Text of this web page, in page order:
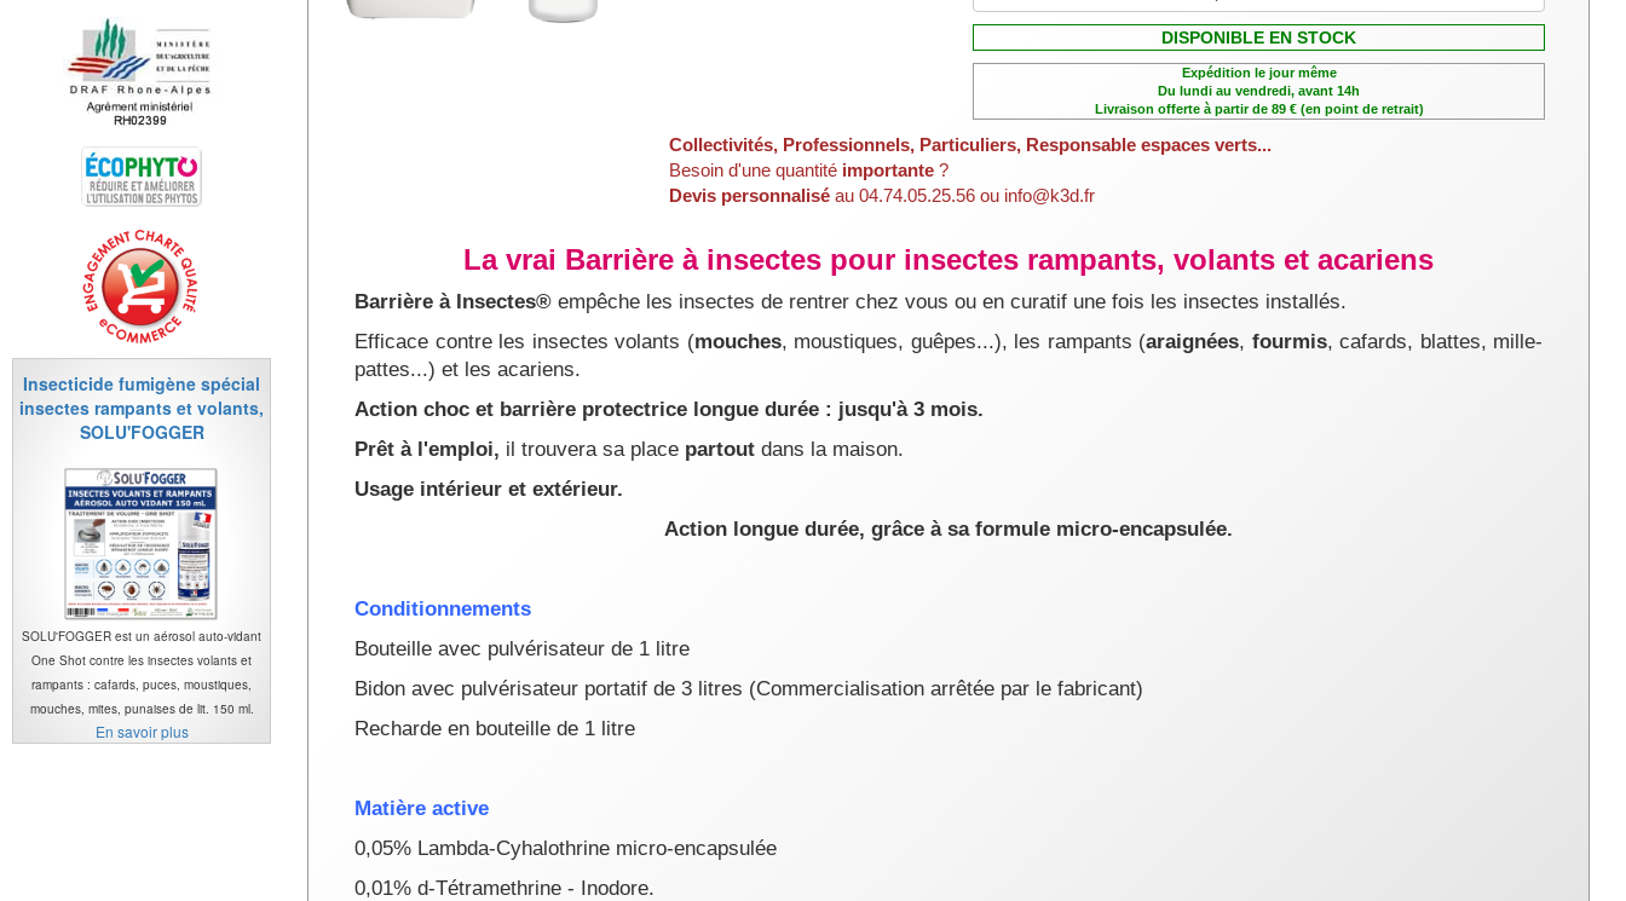
Insecticide fumigène spécial
insectes rampants et volants,
SOLU'FOGGER
SOLU'FOGGER est un aérosol auto-vidant
One Shot contre les insectes volants et
rampants : cafards, puces, moustiques,
mouches, mites, punaises de lit. 150 ml.
En savoir plus
DISPONIBLE EN STOCK
Expédition le jour même
Du lundi au vendredi, avant 14h
Livraison offerte à partir de 89 € (en point de retrait)
Collectivités, Professionnels, Particuliers, Responsable espaces verts...
Besoin d'une quantité importante?
Devis personnaliséau 04.74.05.25.56 ou info@k3d.fr
La vrai Barrière à insectes pour insectes rampants, volants et acariens
Barrière à Insectes® empêche les insectes de rentrer chez vous ou en curatif une fois les insectes installés.
Efficace contre les insectes volants (mouches, moustiques, guêpes...), les rampants (araignées, fourmis, cafards, blattes, mille-
pattes...) et les acariens.
Action choc et barrière protectrice longue durée : jusqu'à 3 mois.
Prêt à l'emploi, il trouvera sa place partout dans la maison.
Usage intérieur et extérieur.
Action longue durée, grâce à sa formule micro-encapsulée.
Conditionnements
Bouteille avec pulvérisateur de 1 litre
Bidon avec pulvérisateur portatif de 3 litres (Commercialisation arrêtée par le fabricant)
Recharde en bouteille de 1 litre
Matière active
0,05% Lambda-Cyhalothrine micro-encapsulée
0,01% d-Tétramethrine - Inodore.